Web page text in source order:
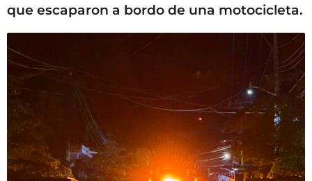
que escaparon a bordo de una motocicleta.